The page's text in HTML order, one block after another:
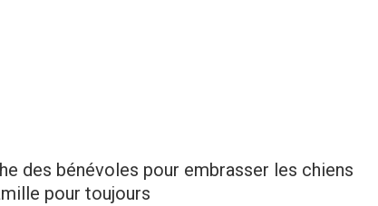
des bénévoles pour embrasser les chiens
pour toujours